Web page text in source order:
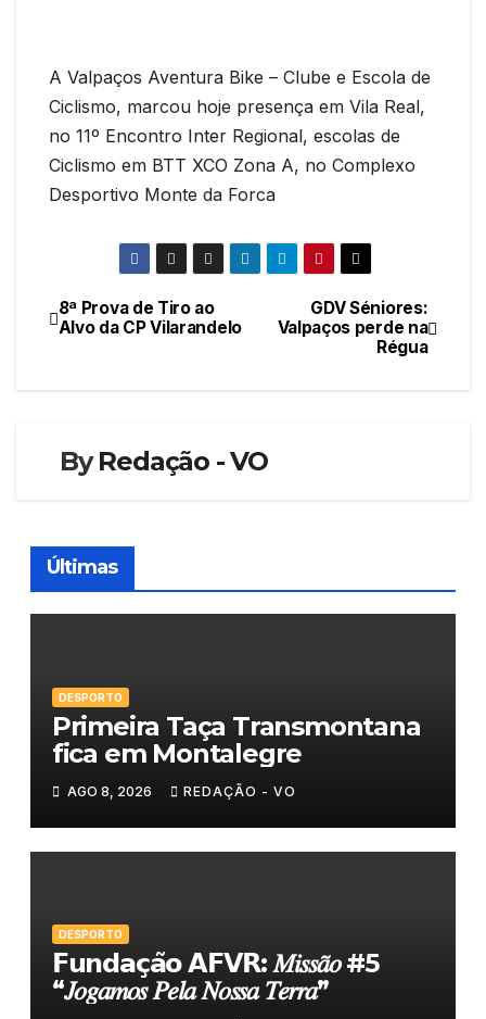
A Valpaços Aventura Bike – Clube e Escola de
Ciclismo, marcou hoje presença em Vila Real,
no 11º Encontro Inter Regional, escolas de
Ciclismo em BTT XCO Zona A, no Complexo
Desportivo Monte da Forca
Navegação
GDV Séniores:
Valpaços perde na
Régua
8ª Prova de Tiro ao
Alvo da CP Vilarandelo
ByRedação - VO
Últimas
DESPORTO
Primeira Taça Transmontana
fica em Montalegre
AGO 8, 2026 REDAÇÃO - VO
DESPORTO
𝗙𝘂𝗻𝗱𝗮𝗰̧𝗮̃𝗼 𝗔𝗙𝗩𝗥: 𝑀𝑖𝑠𝑠𝑎̃𝑜 #5
“𝐽𝑜𝑔𝑎𝑚𝑜𝑠 𝑃𝑒𝑙𝑎 𝑁𝑜𝑠𝑠𝑎 𝑇𝑒𝑟𝑟𝑎”